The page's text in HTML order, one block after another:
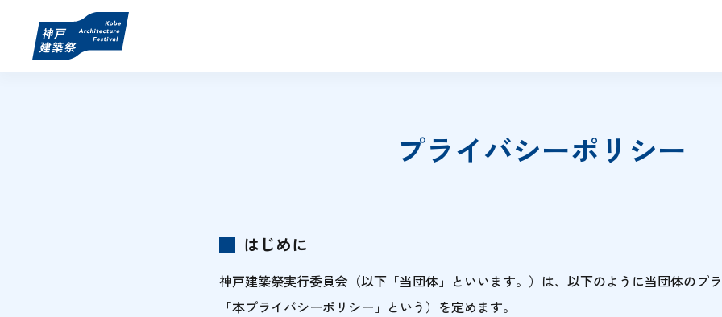
プライバシーポリシー
はじめに
神戸建築祭実行委員会（以下「当団体」といいます。）は、以下のように当団体のプ
「本プライバシーポリシー」という）を定めます。